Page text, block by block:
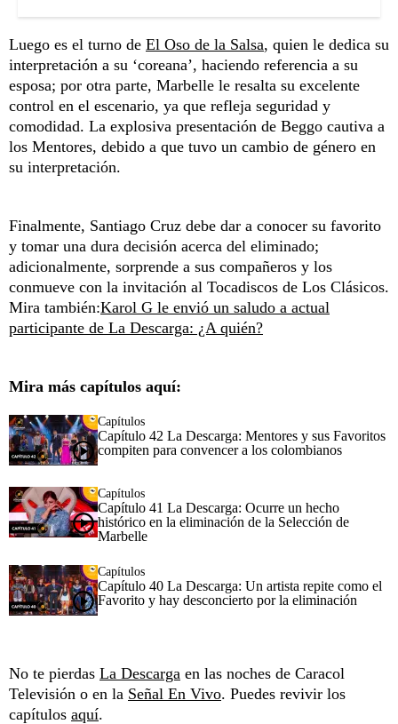
Luego es el turno de El Oso de la Salsa, quien le dedica su
interpretación a su ‘coreana’, haciendo referencia a su
esposa; por otra parte, Marbelle le resalta su excelente
control en el escenario, ya que refleja seguridad y
comodidad. La explosiva presentación de Beggo cautiva a
los Mentores, debido a que tuvo un cambio de género en
su interpretación.
Finalmente, Santiago Cruz debe dar a conocer su favorito
y tomar una dura decisión acerca del eliminado;
adicionalmente, sorprende a sus compañeros y los
conmueve con la invitación al Tocadiscos de Los Clásicos.
Mira también:Karol G le envió un saludo a actual
participante de La Descarga: ¿A quién?
Mira más capítulos aquí:
Capítulos
Capítulo 42 La Descarga: Mentores y sus Favoritos
compiten para convencer a los colombianos
Capítulos
Capítulo 41 La Descarga: Ocurre un hecho
histórico en la eliminación de la Selección de
Marbelle
Capítulos
Capítulo 40 La Descarga: Un artista repite como el
Favorito y hay desconcierto por la eliminación
No te pierdas La Descarga en las noches de Caracol
Televisión o en la Señal En Vivo. Puedes revivir los
capítulos aquí.